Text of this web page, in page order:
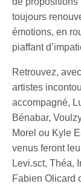
toujours
émotions, en
piaffant
Retrouvez,
artistes
accompagné,
Bénabar,
Morel ou Kyle
venus feront
Levi.sct, Théa,
Fabien Olicard